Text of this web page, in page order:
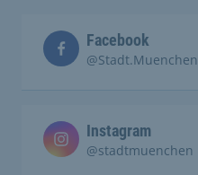
Facebook
@Stadt.Muenchen
Instagram
@stadtmuenchen